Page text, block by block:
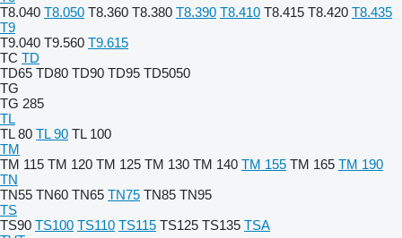
T8.040 T8.050 T8.360 T8.380 T8.390 T8.410 T8.415 T8.420 T8.435
T9
T9.040 T9.560 T9.615
TC TD
TD65 TD80 TD90 TD95 TD5050
TG
TG 285
TL
TL 80 TL 90 TL 100
TM
TM 115 TM 120 TM 125 TM 130 TM 140 TM 155 TM 165 TM 190
TN
TN55 TN60 TN65 TN75 TN85 TN95
TS
TS90 TS100 TS110 TS115 TS125 TS135 TSA